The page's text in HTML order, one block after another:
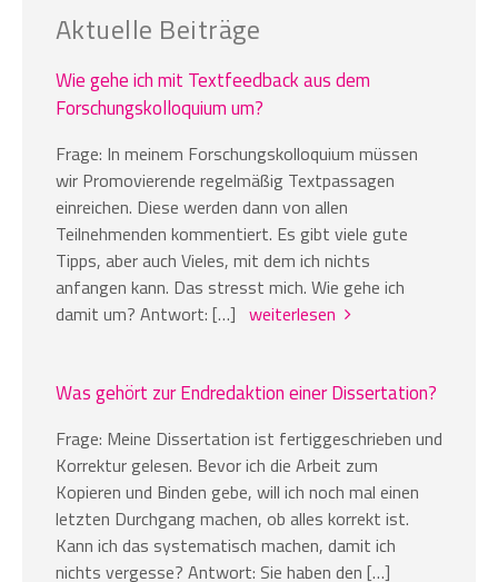
Aktuelle Beiträge
Wie gehe ich mit Textfeedback aus dem
Forschungskolloquium um?
Frage: In meinem Forschungskolloquium müssen
wir Promovierende regelmäßig Textpassagen
einreichen. Diese werden dann von allen
Teilnehmenden kommentiert. Es gibt viele gute
Tipps, aber auch Vieles, mit dem ich nichts
anfangen kann. Das stresst mich. Wie gehe ich
damit um? Antwort: […] weiterlesen
Was gehört zur Endredaktion einer Dissertation?
Frage: Meine Dissertation ist fertiggeschrieben und
Korrektur gelesen. Bevor ich die Arbeit zum
Kopieren und Binden gebe, will ich noch mal einen
letzten Durchgang machen, ob alles korrekt ist.
Kann ich das systematisch machen, damit ich
nichts vergesse? Antwort: Sie haben den […]